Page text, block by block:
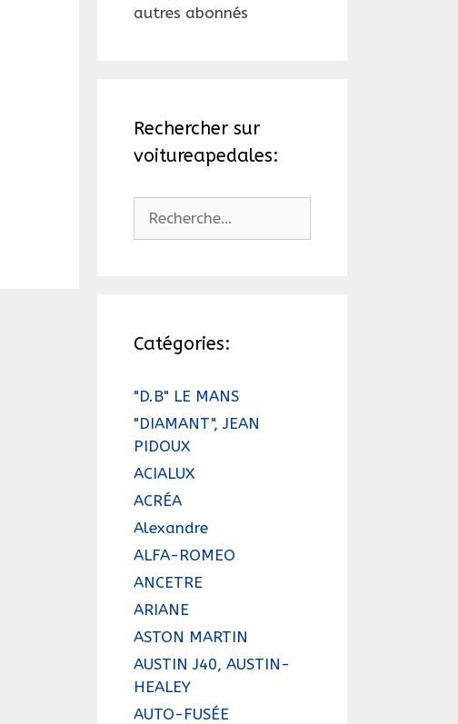
autres abonnés
Rechercher sur
voitureapedales:
Catégories:
"D.B" LE MANS
"DIAMANT", JEAN
PIDOUX
ACIALUX
ACRÉA
Alexandre
ALFA-ROMEO
ANCETRE
ARIANE
ASTON MARTIN
AUSTIN J40, AUSTIN-
HEALEY
AUTO-FUSÉE